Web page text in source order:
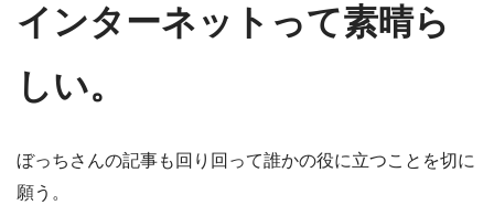
インターネットって素晴ら
しい。
ぼっちさんの記事も回り回って誰かの役に立つことを切に
願う。